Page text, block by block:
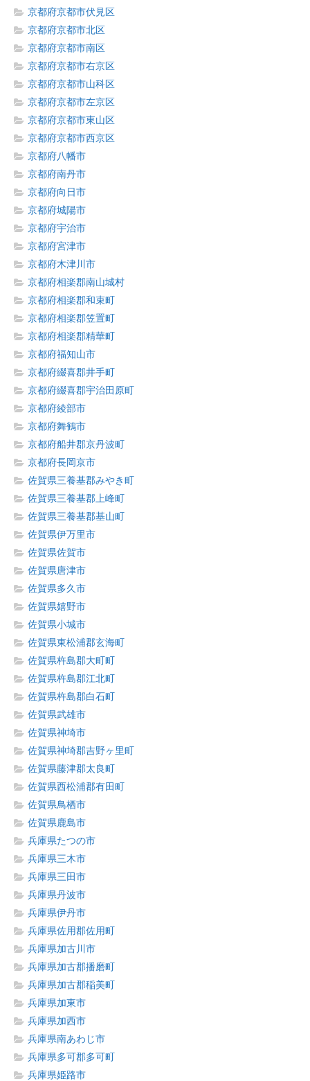
京都府京都市伏見区
京都府京都市北区
京都府京都市南区
京都府京都市右京区
京都府京都市山科区
京都府京都市左京区
京都府京都市東山区
京都府京都市西京区
京都府八幡市
京都府南丹市
京都府向日市
京都府城陽市
京都府宇治市
京都府宮津市
京都府木津川市
京都府相楽郡南山城村
京都府相楽郡和束町
京都府相楽郡笠置町
京都府相楽郡精華町
京都府福知山市
京都府綴喜郡井手町
京都府綴喜郡宇治田原町
京都府綾部市
京都府舞鶴市
京都府船井郡京丹波町
京都府長岡京市
佐賀県三養基郡みやき町
佐賀県三養基郡上峰町
佐賀県三養基郡基山町
佐賀県伊万里市
佐賀県佐賀市
佐賀県唐津市
佐賀県多久市
佐賀県嬉野市
佐賀県小城市
佐賀県東松浦郡玄海町
佐賀県杵島郡大町町
佐賀県杵島郡江北町
佐賀県杵島郡白石町
佐賀県武雄市
佐賀県神埼市
佐賀県神埼郡吉野ヶ里町
佐賀県藤津郡太良町
佐賀県西松浦郡有田町
佐賀県鳥栖市
佐賀県鹿島市
兵庫県たつの市
兵庫県三木市
兵庫県三田市
兵庫県丹波市
兵庫県伊丹市
兵庫県佐用郡佐用町
兵庫県加古川市
兵庫県加古郡播磨町
兵庫県加古郡稲美町
兵庫県加東市
兵庫県加西市
兵庫県南あわじ市
兵庫県多可郡多可町
兵庫県姫路市